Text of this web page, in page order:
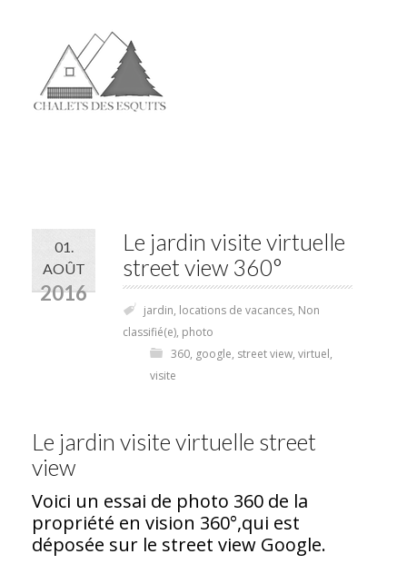
01.
AOÛT
2016
Le jardin visite virtuelle
street view 360°
jardin, locations de vacances, Non
classifié(e), photo
360, google, street view, virtuel,
visite
Le jardin visite virtuelle street
view
Voici un essai de photo 360 de la
propriété en vision 360°,qui est
déposée sur le street view Google.